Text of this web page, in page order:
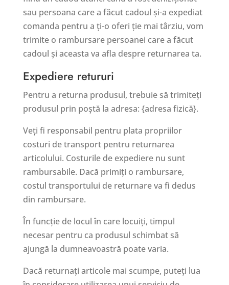
sau persoana care a făcut cadoul și-a expediat
comanda pentru a ți-o oferi ție mai târziu, vom
trimite o rambursare persoanei care a făcut
cadoul și aceasta va afla despre returnarea ta.
Expediere retururi
Pentru a returna produsul, trebuie să trimiteți
produsul prin poștă la adresa: {adresa fizică}.
Veți fi responsabil pentru plata propriilor
costuri de transport pentru returnarea
articolului. Costurile de expediere nu sunt
rambursabile. Dacă primiți o rambursare,
costul transportului de returnare va fi dedus
din rambursare.
În funcție de locul în care locuiți, timpul
necesar pentru ca produsul schimbat să
ajungă la dumneavoastră poate varia.
Dacă returnați articole mai scumpe, puteți lua